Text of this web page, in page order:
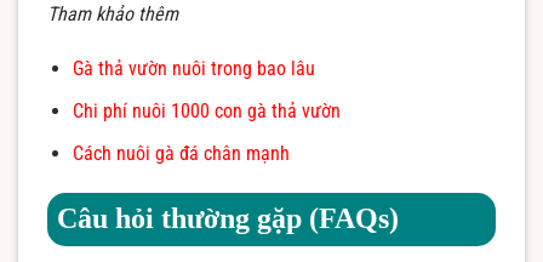
Tham khảo thêm
Gà thả vườn nuôi trong bao lâu
Chi phí nuôi 1000 con gà thả vườn
Cách nuôi gà đá chân mạnh
Câu hỏi thường gặp (FAQs)